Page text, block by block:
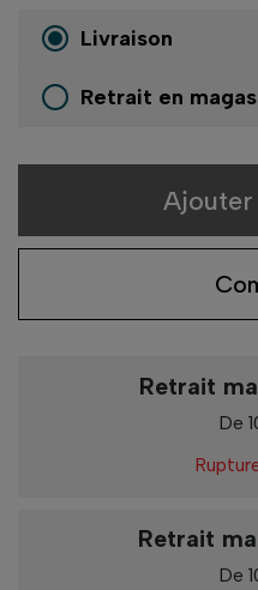
Livraison
Retrait en
Retrait
De
Retrait
De